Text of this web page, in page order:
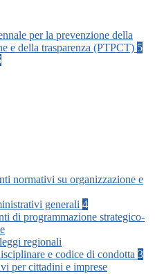
per la prevenzione della
e della trasparenza (PTPCT) 5
normativi su organizzazione e
generali 4
di programmazione strategico-
regionali
e codice di condotta 3
per cittadini e imprese